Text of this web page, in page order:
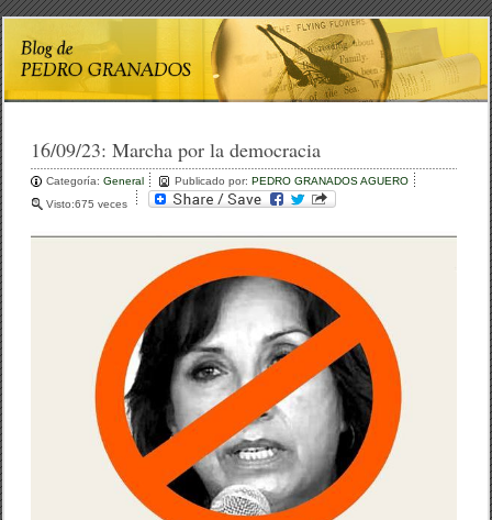
16/09/23:Marcha por la democracia
Categoría:General Publicado por:PEDRO GRANADOS AGUERO
Visto:675 veces